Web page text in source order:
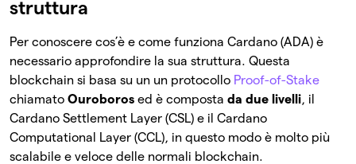
struttura
Per conoscere cos’è e come funziona Cardano (ADA) è
necessario approfondire la sua struttura. Questa
blockchain si basa su un un protocollo Proof-of-Stake
chiamato Ouroboros ed è composta da due livelli, il
Cardano Settlement Layer (CSL) e il Cardano
Computational Layer (CCL), in questo modo è molto più
scalabile e veloce delle normali blockchain.